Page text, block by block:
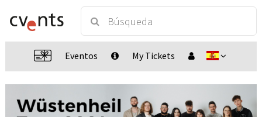
Eventos My Tickets